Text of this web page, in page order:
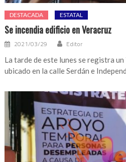
DESTACADA ESTATAL
Se incendia edificio en Veracruz
2021/03/29 Editor
La tarde de este lunes se registra
ubicado en la calle Serdán e